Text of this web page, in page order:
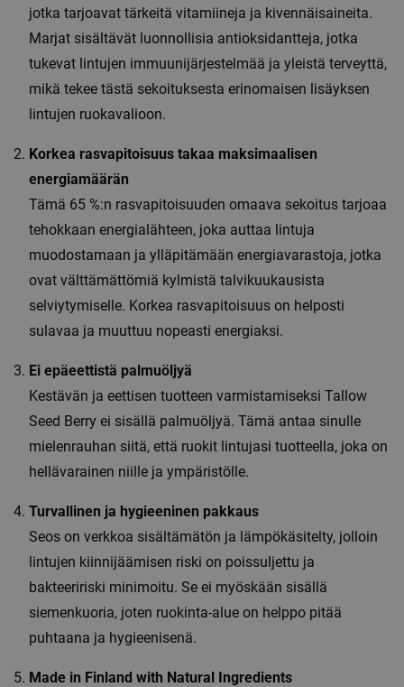
jotka tarjoavat tärkeitä vitamiineja ja kivennäisaineita.
Marjat sisältävät luonnollisia antioksidantteja, jotka
tukevat lintujen immuunijärjestelmää ja yleistä terveyttä,
mikä tekee tästä sekoituksesta erinomaisen lisäyksen
lintujen ruokavalioon.
Korkea rasvapitoisuus takaa maksimaalisen
energiamäärän
Tämä 65 %:n rasvapitoisuuden omaava sekoitus tarjoaa
tehokkaan energialähteen, joka auttaa lintuja
muodostamaan ja ylläpitämään energiavarastoja, jotka
ovat välttämättömiä kylmistä talvikuukausista
selviytymiselle. Korkea rasvapitoisuus on helposti
sulavaa ja muuttuu nopeasti energiaksi.
Ei epäeettistä palmuöljyä
Kestävän ja eettisen tuotteen varmistamiseksi Tallow
Seed Berry ei sisällä palmuöljyä. Tämä antaa sinulle
mielenrauhan siitä, että ruokit lintujasi tuotteella, joka on
hellävarainen niille ja ympäristölle.
Turvallinen ja hygieeninen pakkaus
Seos on verkkoa sisältämätön ja lämpökäsitelty, jolloin
lintujen kiinnijäämisen riski on poissuljettu ja
bakteeririski minimoitu. Se ei myöskään sisällä
siemenkuoria, joten ruokinta-alue on helppo pitää
puhtaana ja hygieenisenä.
Made in Finland with Natural Ingredients